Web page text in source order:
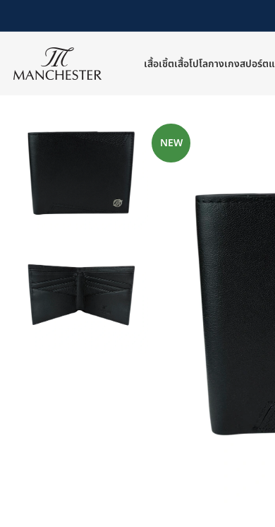
เสื้อเชิ้ตเสื้อโปโลกางเกงสปอร์ต
หน้าหลัก/ เครื่องแต่งกายอื่นๆ
NEW